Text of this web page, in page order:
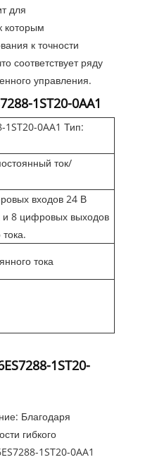
для
которым
к точности
соответствует ряду
управления.
1ST20-0AA1
1ST20-0AA1 Тип:
ток/
входов 24 В
и 8 цифровых выходов
тока
1ST20-
Благодаря
гибкого
1ST20-0AA1